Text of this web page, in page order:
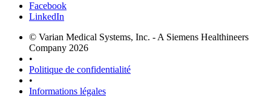
Facebook
LinkedIn
© Varian Medical Systems, Inc. - A Siemens Healthineers
Company 2026
•
Politique de confidentialité
•
Informations légales